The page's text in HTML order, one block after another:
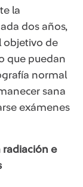
la
dos años,
objetivo de
que puedan
normal
sana
exámenes
radiación e